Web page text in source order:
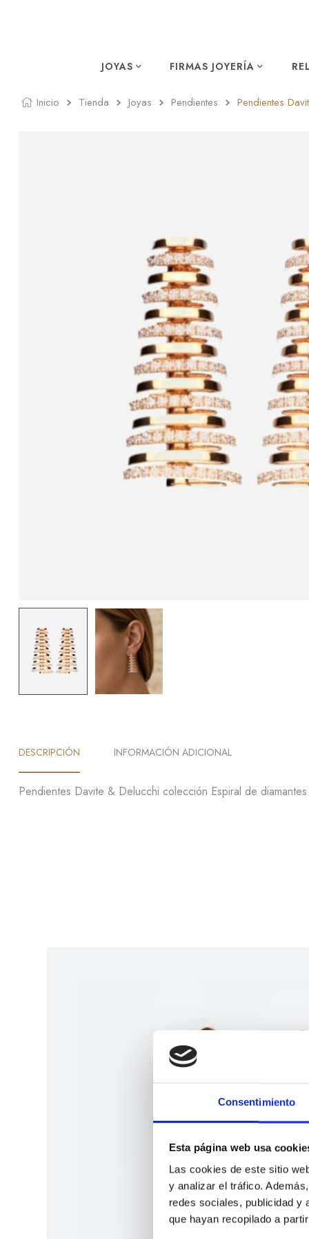
Consentimiento
Esta página web usa
Las cookies de este sitio
y analizar el tráfico.
redes sociales, publicidad y
que hayan recopilado a
JOYAS FIRMAS JOYERÍA
Inicio Tienda Joyas Pendientes Pendientes
DESCRIPCIÓN INFORMACIÓN ADICIONAL
Pendientes Davite & Delucchi colección Espiral de